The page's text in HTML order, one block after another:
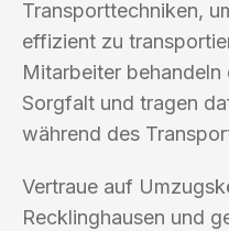
Transporttechniken,
effizient zu
Mitarbeiter
Sorgfalt und tragen
während des
Vertraue auf
Recklinghausen und